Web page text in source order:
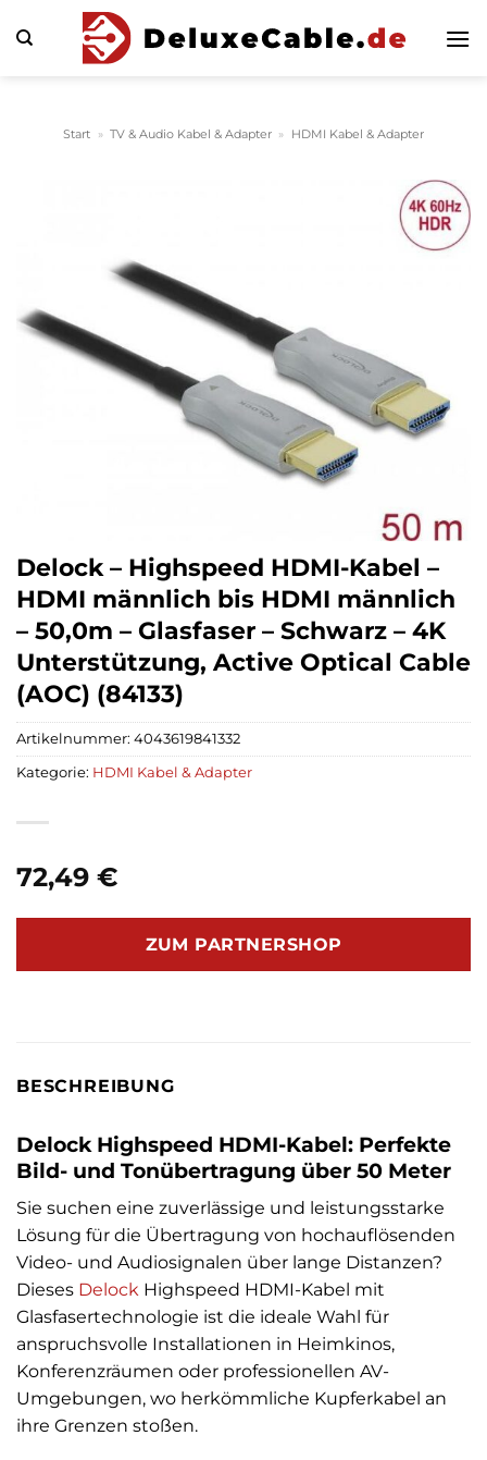
Inhalt
Start » TV & Audio Kabel & Adapter » HDMI Kabel & Adapter
Delock – Highspeed HDMI-Kabel –
HDMI männlich bis HDMI männlich
– 50,0m – Glasfaser – Schwarz – 4K
Unterstützung, Active Optical Cable
(AOC) (84133)
72,49 €
ZUM PARTNERSHOP
Artikelnummer: 4043619841332
Kategorie: HDMI Kabel & Adapter
BESCHREIBUNG
Delock Highspeed HDMI-Kabel: Perfekte
Bild- und Tonübertragung über 50 Meter
Sie suchen eine zuverlässige und leistungsstarke
Lösung für die Übertragung von hochauflösenden
Video- und Audiosignalen über lange Distanzen?
Dieses Delock Highspeed HDMI-Kabel mit
Glasfasertechnologie ist die ideale Wahl für
anspruchsvolle Installationen in Heimkinos,
Konferenzräumen oder professionellen AV-
Umgebungen, wo herkömmliche Kupferkabel an
ihre Grenzen stoßen.